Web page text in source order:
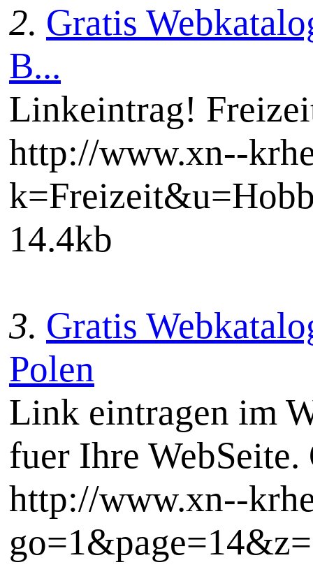
2. Gratis
B...
Linkeintrag!
http://www.xn--
14.4kb
3. Gratis
Polen
Link eintragen im
fuer Ihre WebSeite.
http://www.xn--